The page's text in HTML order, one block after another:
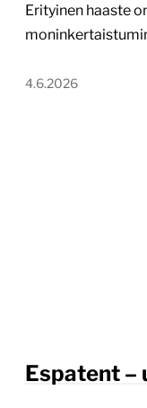
Erityinen haaste
4.6.2026
Espatent –